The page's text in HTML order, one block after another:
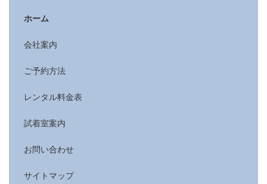
ホーム
会社案内
ご予約方法
レンタル料金表
試着室案内
お問い合わせ
サイトマップ